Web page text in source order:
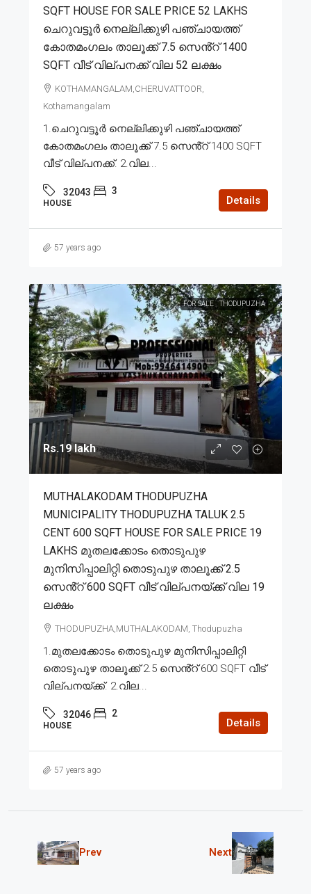
SQFT HOUSE FOR SALE PRICE 52 LAKHS
ചെറുവട്ടൂർ നെല്ലിക്കുഴി പഞ്ചായത്ത്
കോതമംഗലം താലൂക്ക് 7.5 സെൻ്റ് 1400
SQFT വീട് വില്പനക്ക് വില 52 ലക്ഷം
KOTHAMANGALAM,CHERUVATTOOR,
Kothamangalam
1.ചെറുവട്ടൂർ നെല്ലിക്കുഴി പഞ്ചായത്ത്
കോതമംഗലം താലൂക്ക് 7.5 സെൻ്റ് 1400 SQFT
വീട് വില്പനക്ക്. 2.വില...
32043 3
HOUSE Details
57 years ago
FOR SALE THODUPUZHA
Rs.19 lakh
MUTHALAKODAM THODUPUZHA
MUNICIPALITY THODUPUZHA TALUK 2.5
CENT 600 SQFT HOUSE FOR SALE PRICE 19
LAKHS മുതലക്കോടം തൊടുപുഴ
മുനിസിപ്പാലിറ്റി തൊടുപുഴ താലൂക്ക് 2.5
സെൻ്റ് 600 SQFT വീട് വില്പനയ്ക്ക് വില 19
ലക്ഷം
THODUPUZHA,MUTHALAKODAM, Thodupuzha
1.മുതലക്കോടം തൊടുപുഴ മുനിസിപ്പാലിറ്റി
തൊടുപുഴ താലൂക്ക് 2.5 സെൻ്റ് 600 SQFT വീട്
വില്പനയ്ക്ക്. 2.വില...
32046 2
HOUSE Details
57 years ago
Prev Next